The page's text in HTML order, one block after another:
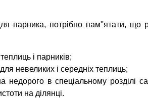
парника, потрібно пам''ятати, що
і парників;
невеликих і середніх теплиць;
недорого в спеціальному розділі
на ділянці.